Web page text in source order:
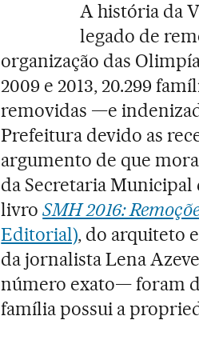
A história da
legado de
organização das
2009 e 2013, 20.299
removidas —e
Prefeitura devido as
argumento de que
da Secretaria Municipal
livroSMH 2016:
Editorial), do arquiteto
da jornalista Lena
número exato— foram
família possui a